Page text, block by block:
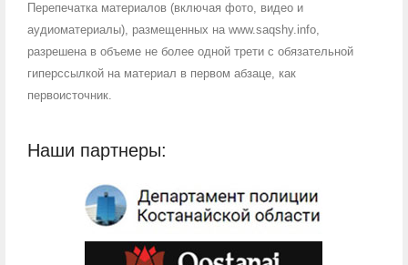
Перепечатка материалов (включая фото, видео и
аудиоматериалы), размещенных на www.saqshy.info,
разрешена в объеме не более одной трети с обязательной
гиперссылкой на материал в первом абзаце, как
первоисточник.
Наши партнеры: